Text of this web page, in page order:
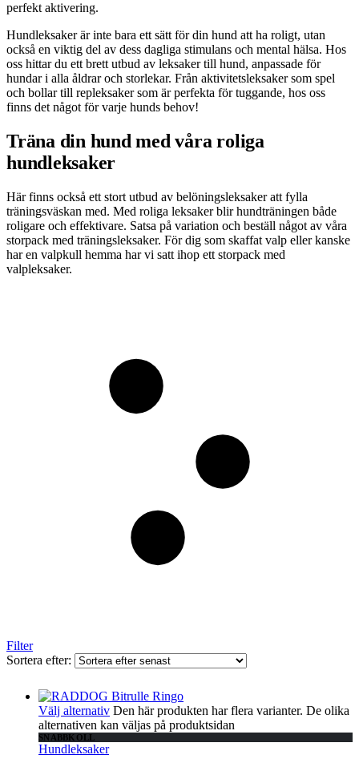
perfekt aktivering.
Hundleksaker är inte bara ett sätt för din hund att ha roligt, utan
också en viktig del av dess dagliga stimulans och mental hälsa. Hos
oss hittar du ett brett utbud av leksaker till hund, anpassade för
hundar i alla åldrar och storlekar. Från aktivitetsleksaker som spel
och bollar till repleksaker som är perfekta för tuggande, hos oss
finns det något för varje hunds behov!
Träna din hund med våra roliga
hundleksaker
Här finns också ett stort utbud av belöningsleksaker att fylla
träningsväskan med. Med roliga leksaker blir hundträningen både
roligare och effektivare. Satsa på variation och beställ något av våra
storpack med träningsleksaker. För dig som skaffat valp eller kanske
har en valpkull hemma har vi satt ihop ett storpack med
valpleksaker.
Filter
Sortera efter:
Välj alternativ Den här produkten har flera varianter. De olika
alternativen kan väljas på produktsidan
SNABBKOLL
Hundleksaker